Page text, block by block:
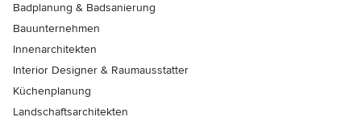
Badplanung & Badsanierung
Bauunternehmen
Innenarchitekten
Interior Designer & Raumausstatter
Küchenplanung
Landschaftsarchitekten